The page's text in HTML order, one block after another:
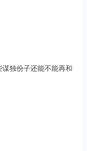
独份子还能不能再和